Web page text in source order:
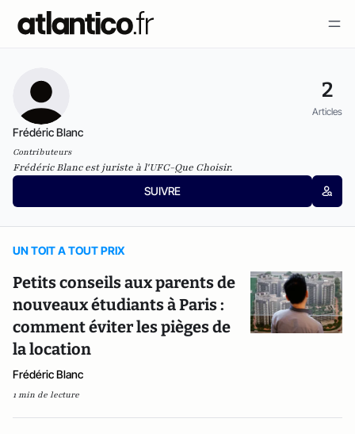
2
Articles
Frédéric Blanc
Contributeurs
Frédéric Blanc est juriste à l'UFC-Que Choisir.
SUIVRE
UN TOIT A TOUT PRIX
Petits conseils aux parents de
nouveaux étudiants à Paris :
comment éviter les pièges de
la location
Frédéric Blanc
1 min de lecture